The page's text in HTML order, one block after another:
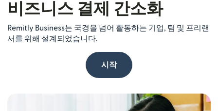
비즈니스 결제 간소화
Remitly Business는 국경을 넘어 활동하는 기업, 팀 및 프리랜
서를 위해 설계되었습니다.
시작